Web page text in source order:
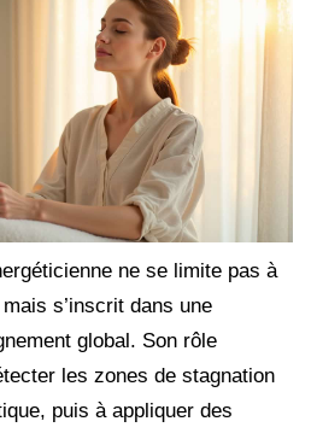
ne se limite pas à
s’inscrit dans une
global. Son rôle
les zones de stagnation
puis à appliquer des